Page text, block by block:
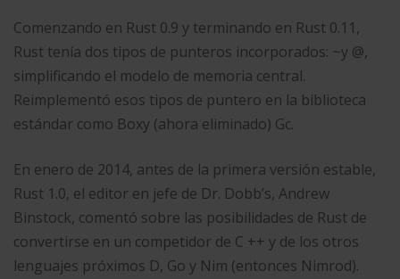
Comenzando en Rust 0.9 y terminando en Rust 0.11,
Rust tenía dos tipos de punteros incorporados: ~y @,
simplificando el modelo de memoria central.
Reimplementó esos tipos de puntero en la biblioteca
estándar como Boxy (ahora eliminado) Gc.
En enero de 2014, antes de la primera versión estable,
Rust 1.0, el editor en jefe de Dr. Dobb’s, Andrew
Binstock, comentó sobre las posibilidades de Rust de
convertirse en un competidor de C ++ y de los otros
lenguajes próximos D, Go y Nim (entonces Nimrod).